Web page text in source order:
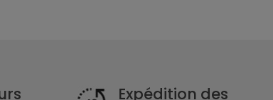
Expédition des